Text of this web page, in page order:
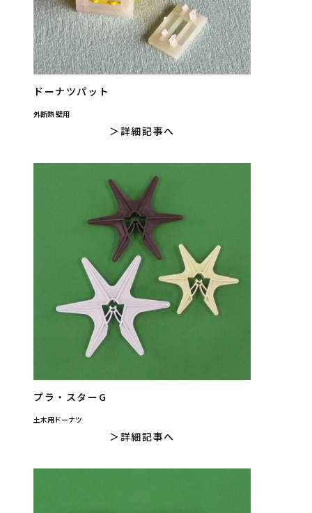
ドーナツパット
外断熱 壁用
詳細記事へ
プラ・スターG
土木用ドーナツ
詳細記事へ